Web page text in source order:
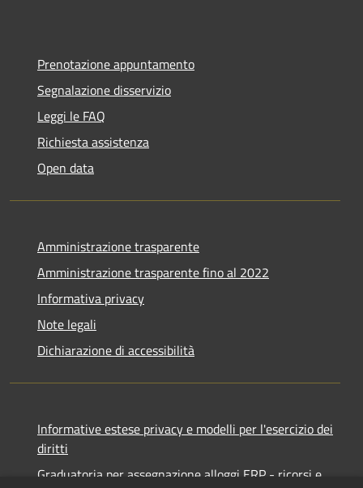
Prenotazione appuntamento
Segnalazione disservizio
Leggi le FAQ
Richiesta assistenza
Open data
Amministrazione trasparente
Amministrazione trasparente fino al 2022
Informativa privacy
Note legali
Dichiarazione di accessibilità
Informative estese privacy e modelli per l'esercizio dei
diritti
Graduatoria per assegnazione alloggi ERP - ricorsi e